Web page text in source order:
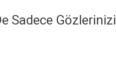
Sadece Gözlerinizi